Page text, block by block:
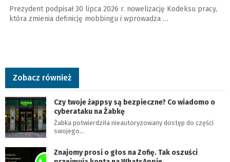
Prezydent podpisał 30 lipca 2026 r. nowelizację Kodeksu pracy,
która zmienia definicję mobbingu i wprowadza …
Zobacz również
Czy twoje żappsy są bezpieczne? Co wiadomo o
cyberataku na Żabkę
Żabka potwierdziła nieautoryzowany dostęp do części
swojego…
Znajomy prosi o głos na Zofię. Tak oszuści